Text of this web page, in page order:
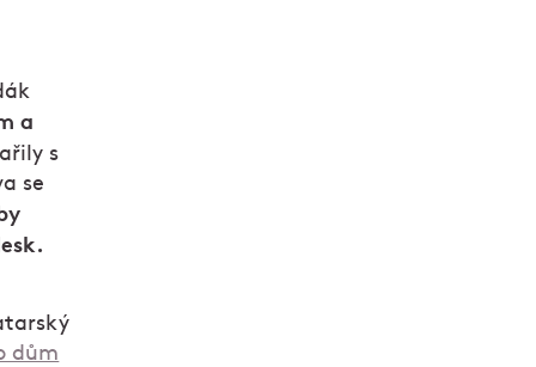
a
s
se
dům